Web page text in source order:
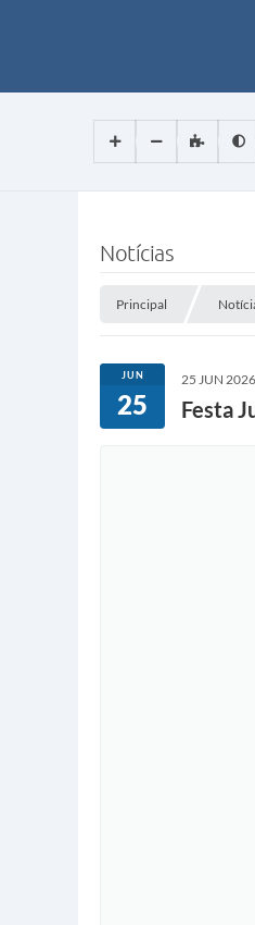
Notícias
Principal
JUN
25
25 JUN 2026
Festa